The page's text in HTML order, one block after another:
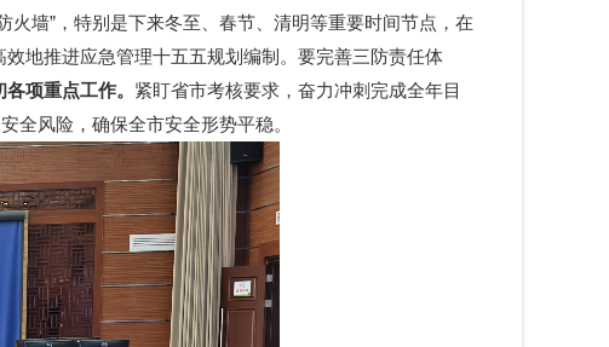
墙”，特别是下来冬至、春节、清明等重要时间节点，在
地推进应急管理十五五规划编制。要完善三防责任体
项重点工作。 紧盯省市考核要求，奋力冲刺完成全年目
全风险，确保全市安全形势平稳。